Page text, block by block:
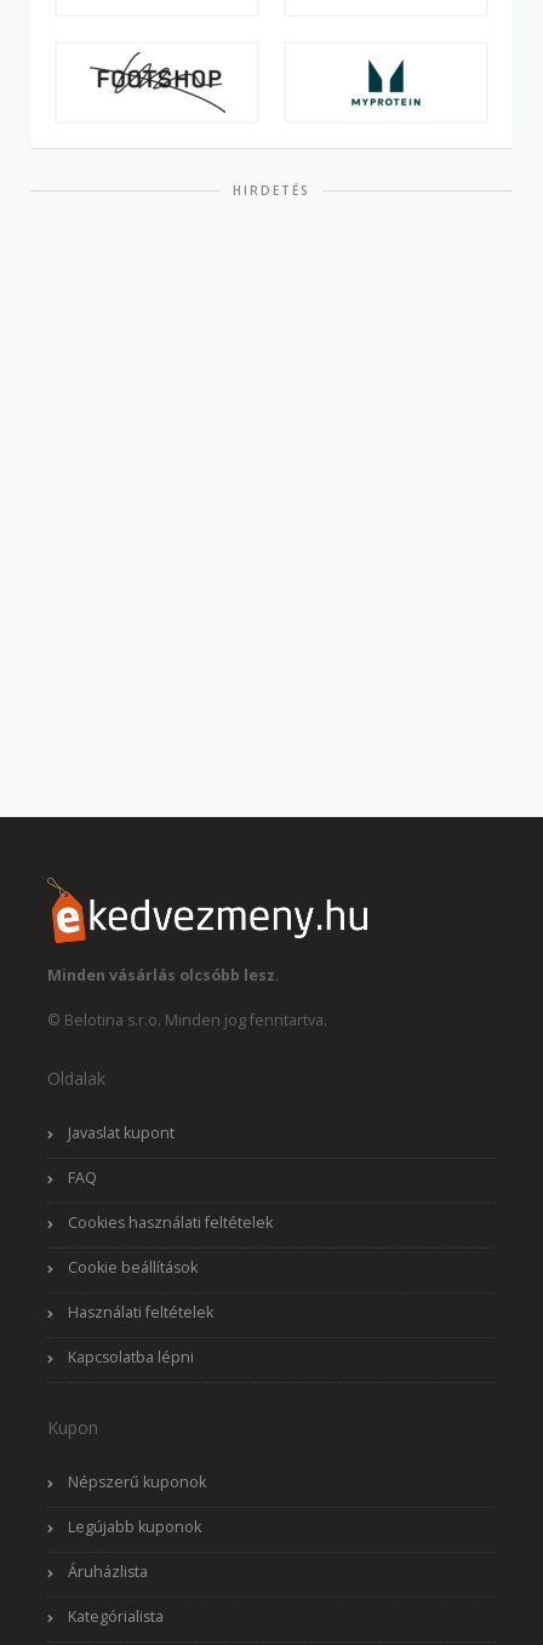
HIRDETÉS
Minden vásárlás olcsóbb lesz.
© Belotina s.r.o. Minden jog fenntartva.
Oldalak
Javaslat kupont
FAQ
Cookies használati feltételek
Cookie beállítások
Használati feltételek
Kapcsolatba lépni
Kupon
Népszerű kuponok
Legújabb kuponok
Áruházlista
Kategórialista